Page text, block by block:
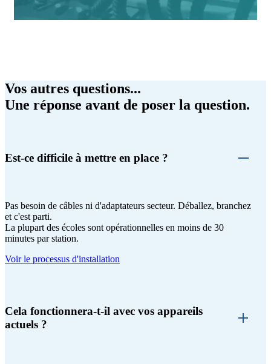
Vos autres questions...
Une réponse avant de poser la question.
Est-ce difficile à mettre en place ?
Pas besoin de câbles ni d'adaptateurs secteur. Déballez, branchez
et c'est parti.
La plupart des écoles sont opérationnelles en moins de 30
minutes par station.
Voir le processus d'installation
Cela fonctionnera-t-il avec vos appareils
actuels ?